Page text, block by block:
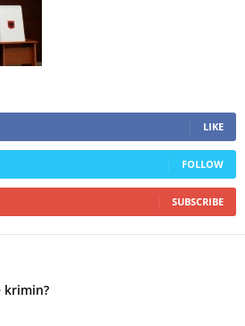
LIKE
FOLLOW
SUBSCRIBE
krimin?